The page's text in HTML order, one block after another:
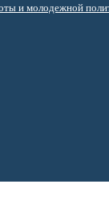
и молодежной